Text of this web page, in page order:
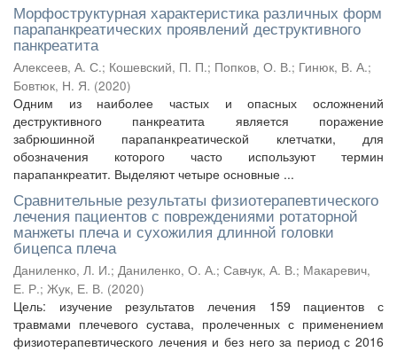
Морфоструктурная характеристика различных форм
парапанкреатических проявлений деструктивного
панкреатита
Алексеев, А. С.; Кошевский, П. П.; Попков, О. В.; Гинюк, В. А.;
Бовтюк, Н. Я. (2020)
Одним из наиболее частых и опасных осложнений
деструктивного панкреатита является поражение
забрюшинной парапанкреатической клетчатки, для
обозначения которого часто используют термин
парапанкреатит. Выделяют четыре основные ...
Сравнительные результаты физиотерапевтического
лечения пациентов с повреждениями ротаторной
манжеты плеча и сухожилия длинной головки
бицепса плеча
Даниленко, Л. И.; Даниленко, О. А.; Савчук, А. В.; Макаревич,
Е. Р.; Жук, Е. В. (2020)
Цель: изучение результатов лечения 159 пациентов с
травмами плечевого сустава, пролеченных с применением
физиотерапевтического лечения и без него за период с 2016